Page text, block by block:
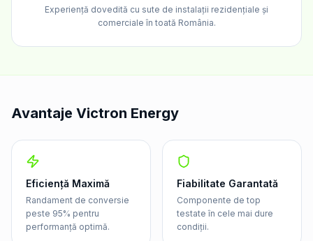
Experiență dovedită cu sute de instalații rezidențiale și
comerciale în toată România.
Avantaje Victron Energy
Eficiență Maximă
Randament de conversie
peste 95% pentru
performanță optimă.
Fiabilitate Garantată
Componente de top
testate în cele mai dure
condiții.